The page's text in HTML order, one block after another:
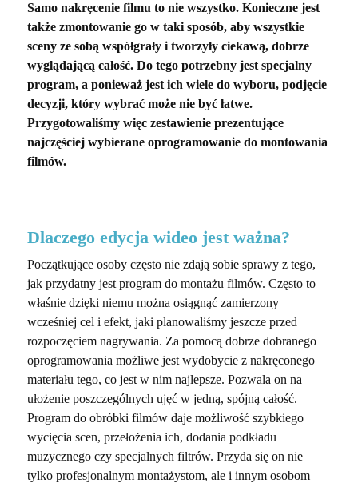
Samo nakręcenie filmu to nie wszystko. Konieczne jest
także zmontowanie go w taki sposób, aby wszystkie
sceny ze sobą współgrały i tworzyły ciekawą, dobrze
wyglądającą całość. Do tego potrzebny jest specjalny
program, a ponieważ jest ich wiele do wyboru, podjęcie
decyzji, który wybrać może nie być łatwe.
Przygotowaliśmy więc zestawienie prezentujące
najczęściej wybierane oprogramowanie do montowania
filmów.
Dlaczego edycja wideo jest ważna?
Początkujące osoby często nie zdają sobie sprawy z tego,
jak przydatny jest program do montażu filmów. Często to
właśnie dzięki niemu można osiągnąć zamierzony
wcześniej cel i efekt, jaki planowaliśmy jeszcze przed
rozpoczęciem nagrywania. Za pomocą dobrze dobranego
oprogramowania możliwe jest wydobycie z nakręconego
materiału tego, co jest w nim najlepsze. Pozwala on na
ułożenie poszczególnych ujęć w jedną, spójną całość.
Program do obróbki filmów daje możliwość szybkiego
wycięcia scen, przełożenia ich, dodania podkładu
muzycznego czy specjalnych filtrów. Przyda się on nie
tylko profesjonalnym montażystom, ale i innym osobom